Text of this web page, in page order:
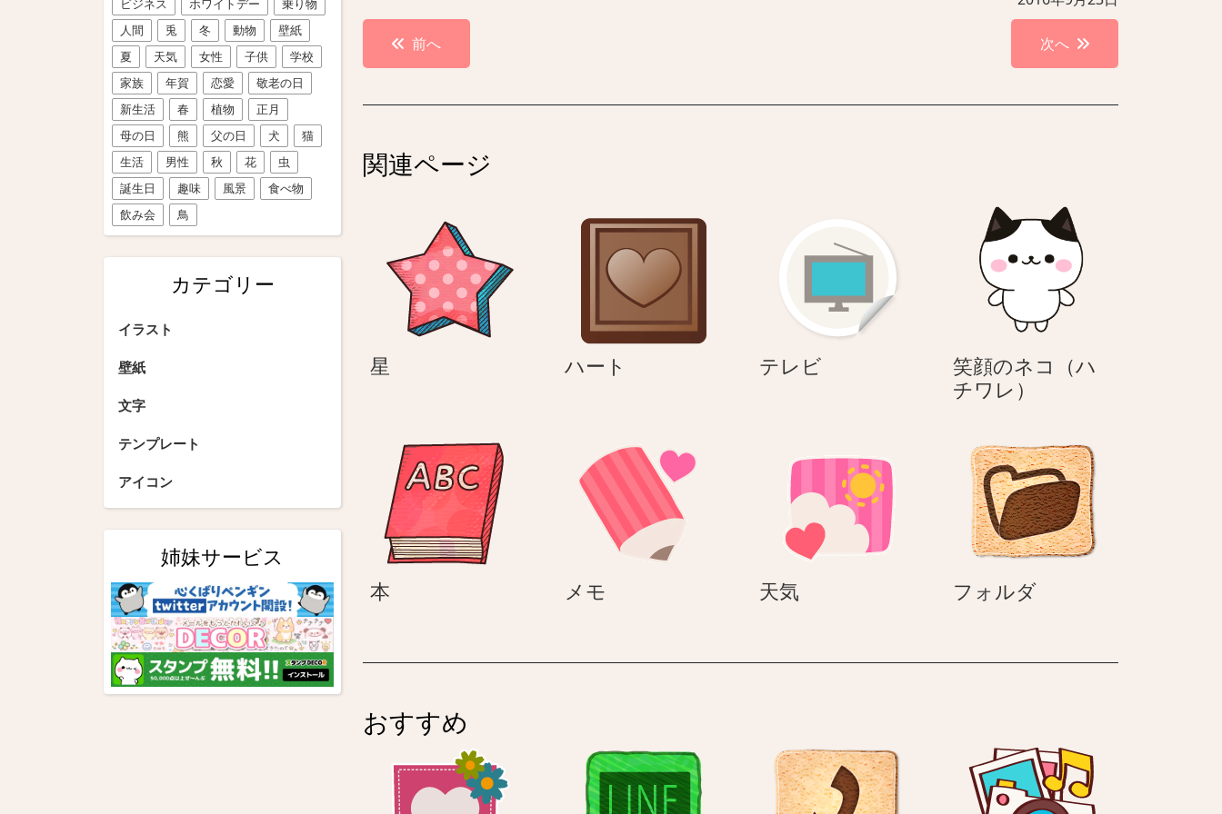
ビジネス
ホワイトデー
乗り物
人間
兎 冬 動物
壁紙
夏
天気 女性 子供
学校
家族
年賀 恋愛
敬老の日
新生活
春 植物
正月
母の日
熊 父の日 犬
猫
生活
男性 秋 花
虫
誕生日
趣味 風景
食べ物
飲み会
鳥
カテゴリー
イラスト
壁紙
文字
テンプレート
アイコン
姉妹サービス
投
稿
ナ
ゲ
ョ
前へ 次へ
関連ページ
星 ハート テレビテ
笑顔のネコ（ハ
チワレ）
ネ
コ
（ハ
チ
ワ
レ）
本 メモ 天気天
フォルダフ
ダ
おすすめ